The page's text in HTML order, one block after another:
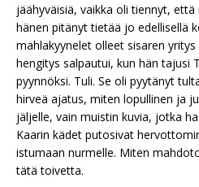
jäähyväisiä, vaikka oli tiennyt,
hänen pitänyt tietää jo edellisellä
mahlakyynelet olleet sisaren yritys
hengitys salpautui, kun hän tajusi
pyynnöksi. Tuli. Se oli pyytänyt
hirveä ajatus, miten lopullinen ja
jäljelle, vain muistin kuvia, jotka
Kaarin kädet putosivat
istumaan nurmelle. Miten
tätä toivetta.